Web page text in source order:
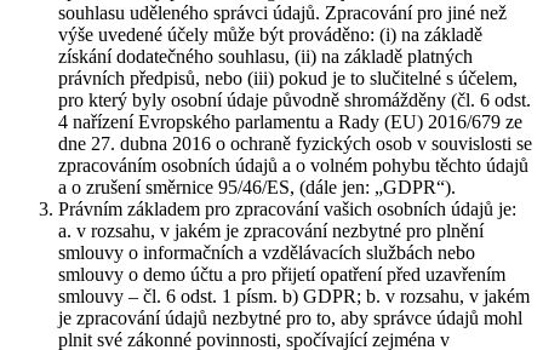
souhlasu uděleného správci údajů. Zpracování pro jiné než
výše uvedené účely může být prováděno: (i) na základě
získání dodatečného souhlasu, (ii) na základě platných
právních předpisů, nebo (iii) pokud je to slučitelné s účelem,
pro který byly osobní údaje původně shromážděny (čl. 6 odst.
4 nařízení Evropského parlamentu a Rady (EU) 2016/679 ze
dne 27. dubna 2016 o ochraně fyzických osob v souvislosti se
zpracováním osobních údajů a o volném pohybu těchto údajů
a o zrušení směrnice 95/46/ES, (dále jen: „GDPR“).
Právním základem pro zpracování vašich osobních údajů je:
a. v rozsahu, v jakém je zpracování nezbytné pro plnění
smlouvy o informačních a vzdělávacích službách nebo
smlouvy o demo účtu a pro přijetí opatření před uzavřením
smlouvy – čl. 6 odst. 1 písm. b) GDPR; b. v rozsahu, v jakém
je zpracování údajů nezbytné pro to, aby správce údajů mohl
plnit své zákonné povinnosti, spočívající zejména v